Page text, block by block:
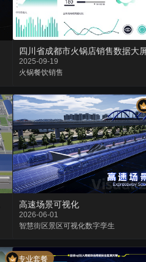
四川省成都市火锅店销售数据大
2025-09-19
火锅餐饮销售
高速场景可视化
2026-06-01
智慧街区景区可视化数字孪生
专业套餐